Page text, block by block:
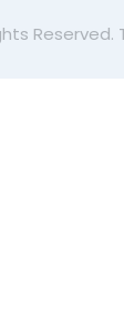
Reserved.